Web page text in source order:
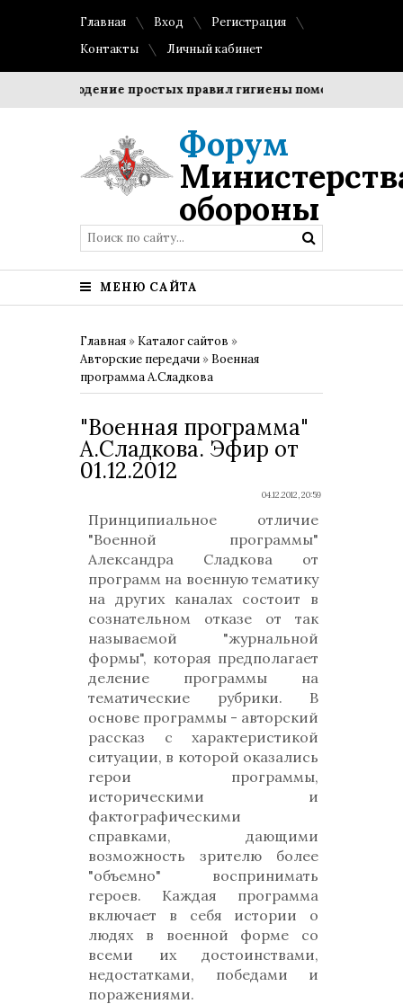
Главная Вход
Регистрация
Контакты
Личный кабинет
Соблюдение простых правил гигиены помогает
Форум
обороны
МЕНЮ САЙТА
Главная » Каталог сайтов »
Авторские передачи » Военная
программа А.Сладкова
"Военная программа"
А.Сладкова. Эфир от
01.12.2012
04.12.2012, 20:59
Принципиальное отличие
"Военной программы"
Александра Сладкова от
программ на военную тематику
на других каналах состоит в
сознательном отказе от так
называемой "журнальной
формы", которая предполагает
деление программы на
тематические рубрики. В
основе программы - авторский
рассказ с характеристикой
ситуации, в которой оказались
герои программы,
историческими и
фактографическими
справками, дающими
возможность зрителю более
"объемно" воспринимать
героев. Каждая программа
включает в себя истории о
людях в военной форме со
всеми их достоинствами,
недостатками, победами и
поражениями.